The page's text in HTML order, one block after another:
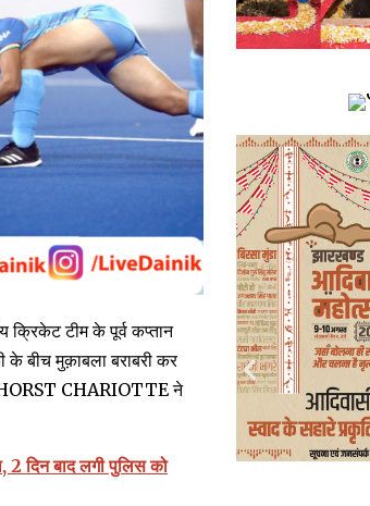
टीम के पूर्व कप्तान
के बीच मुक़ाबला बराबरी कर
CHARIOTTE ने
2 दिन बाद लगी पुलिस को